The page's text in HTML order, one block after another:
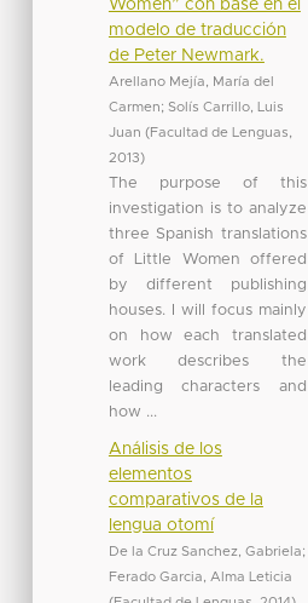
Women” con base en el
modelo de traducción
de Peter Newmark.
Arellano Mejía, María del
Carmen; Solís Carrillo, Luis
Juan (Facultad de Lenguas
2013)
The purpose of this
investigation is to analyze
three Spanish translations
of Little Women offered
by different publishing
houses. I will focus mainly
on how each translated
work describes the
leading characters and
how ...
Análisis de los
elementos
comparativos de la
lengua otomí
De la Cruz Sanchez, Gabriela;
Ferado Garcia, Alma Leticia